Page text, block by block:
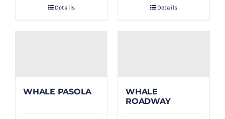
Details Details
WHALE PASOLA
WHALE
ROADWAY